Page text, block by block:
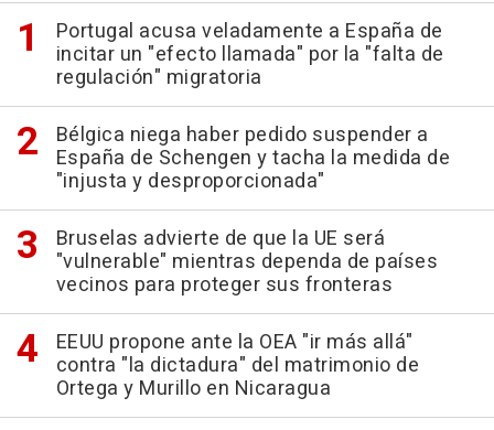
Portugal acusa veladamente a España de
incitar un "efecto llamada" por la "falta de
regulación" migratoria
Bélgica niega haber pedido suspender a
España de Schengen y tacha la medida de
"injusta y desproporcionada"
Bruselas advierte de que la UE será
"vulnerable" mientras dependa de países
vecinos para proteger sus fronteras
EEUU propone ante la OEA "ir más allá"
contra "la dictadura" del matrimonio de
Ortega y Murillo en Nicaragua